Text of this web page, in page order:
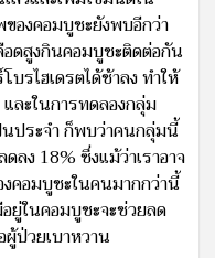
องคอมบูชะยังพบอีกว่า
ดสูงกินคอมบูชะติดต่อกัน
รไฮเดรตได้ช้าลง ทำให้
ละในการทดลองกลุ่ม
นประจำ ก็พบว่าคนกลุ่มนี้
ลง 18% ซึ่งแม้ว่าเราอาจ
คอมบูชะในคนมากกว่านี้
ยู่ในคอมบูชะจะช่วยลด
ป่วยเบาหวาน